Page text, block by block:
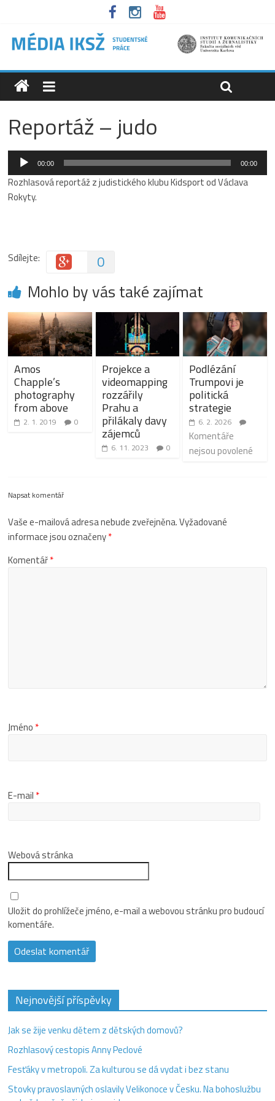
Reportáž – judo
Audio
přehrávač
00:00 00:00
Rozhlasová reportáž z judistického klubu Kidsport od Václava
Rokyty.
Sdílejte: 0
Mohlo by vás také zajímat
Amos
Chapple’s
photography
from above
2. 1. 2019 0
Projekce a
videomapping
rozzářily
Prahu a
přilákaly davy
zájemců
6. 11. 2023 0
Podlézání
Trumpovi je
politická
strategie
6. 2. 2026
Komentáře
nejsou povolené
Napsat komentář
Vaše e-mailová adresa nebude zveřejněna.Vyžadované
informace jsou označeny*
Komentář*
Jméno *
E-mail *
Webová stránka
Uložit do prohlížeče jméno, e-mail a webovou stránku pro budoucí
komentáře.
Nejnovější příspěvky
Jak se žije venku dětem z dětských domovů?
Rozhlasový cestopis Anny Peclové
Fesťáky v metropoli. Za kulturou se dá vydat i bez stanu
Stovky pravoslavných oslavily Velikonoce v Česku. Na bohoslužbu